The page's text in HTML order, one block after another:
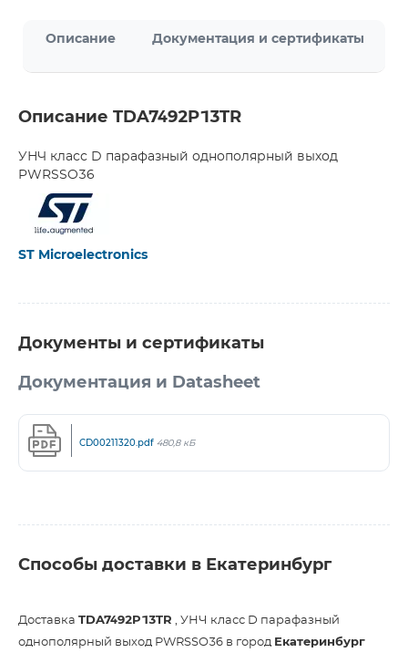
Описание Документация и сертификаты
Описание TDA7492P13TR
УНЧ класс D парафазный однополярный выход
PWRSSO36
ST Microelectronics
Документы и сертификаты
Документация и Datasheet
CD00211320.pdf 480,8 кБ
Способы доставки в Екатеринбург
Доставка TDA7492P13TR , УНЧ класс D парафазный
однополярный выход PWRSSO36 в город Екатеринбург